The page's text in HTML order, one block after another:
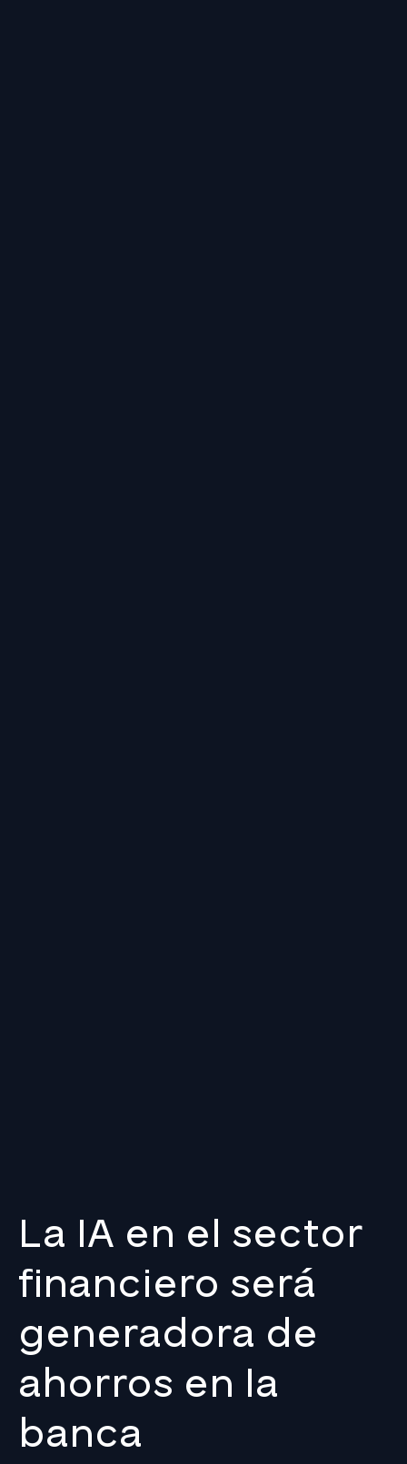
La IA en el sector
financiero será
generadora de
ahorros en la
banca